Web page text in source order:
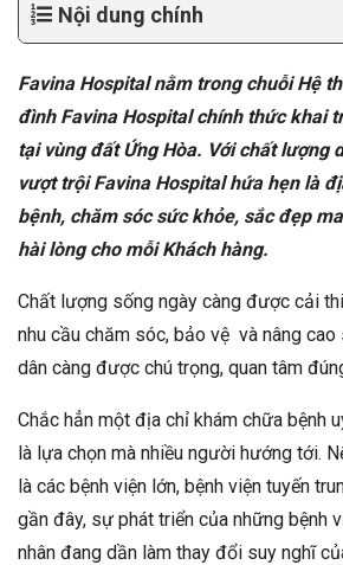
Nội dung chính
Favina Hospital nằm trong chuỗi Hệ
đình Favina Hospital chính thức khai
tại vùng đất Ứng Hòa. Với chất lượng
vượt trội Favina Hospital hứa hẹn là
bệnh, chăm sóc sức khỏe, sắc đẹp
hài lòng cho mỗi Khách hàng.
Chất lượng sống ngày càng được cải
nhu cầu chăm sóc, bảo vệ và nâng
dân càng được chú trọng, quan tâm
Chắc hẳn một địa chỉ khám chữa bệnh
là lựa chọn mà nhiều người hướng tới.
là các bệnh viện lớn, bệnh viện tuyến
gần đây, sự phát triển của những bệnh
nhân đang dần làm thay đổi suy nghĩ